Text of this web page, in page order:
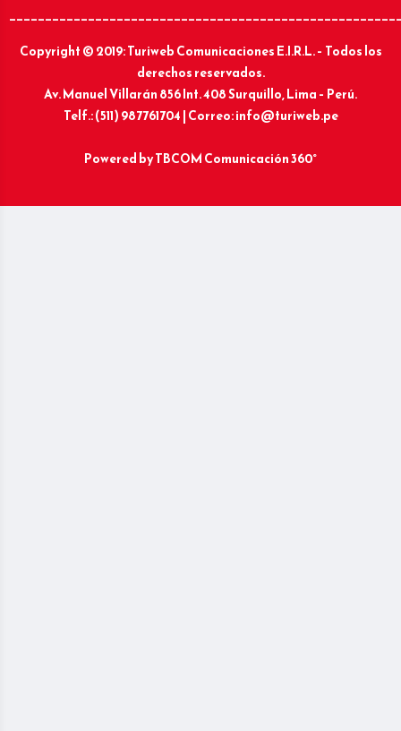
Copyright © 2019: Turiweb Comunicaciones E.I.R.L. – Todos los
derechos reservados.
Av. Manuel Villarán 856 Int. 408 Surquillo, Lima – Perú.
Telf.: (511) 987761704 | Correo: info@turiweb.pe
Powered byTBCOM Comunicación 360°